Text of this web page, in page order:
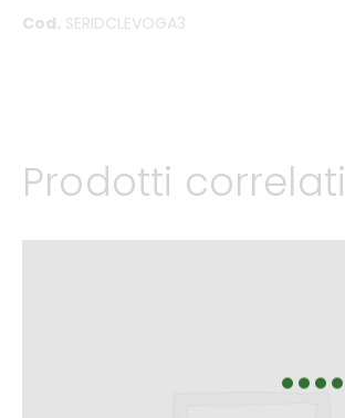
Cod. SERIDCLEVOGA3
Prodotti correlati